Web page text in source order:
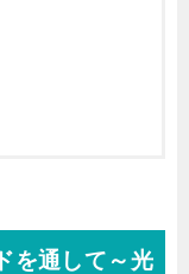
を通して～光